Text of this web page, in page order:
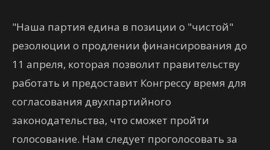
"Наша партия едина в позиции о "чистой"
резолюции о продлении финансирования до
11 апреля, которая позволит правительству
работать и предоставит Конгрессу время для
согласования двухпартийного
законодательства, что сможет пройти
голосование. Нам следует проголосовать за